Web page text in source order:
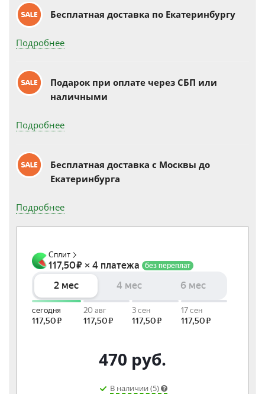
Бесплатная доставка по Екатеринбургу
Подробнее
Подарок при оплате через СБП или
наличными
Подробнее
Бесплатная доставка c Москвы до
Екатеринбурга
Подробнее
470 руб.
В наличии (5)